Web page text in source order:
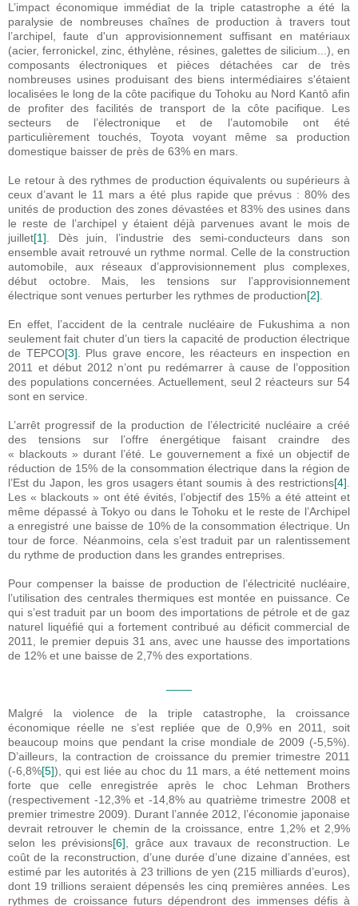
L’impact économique immédiat de la triple catastrophe a été la
paralysie de nombreuses chaînes de production à travers tout
l’archipel, faute d'un approvisionnement suffisant en matériaux
(acier, ferronickel, zinc, éthylène, résines, galettes de silicium...), en
composants électroniques et pièces détachées car de très
nombreuses usines produisant des biens intermédiaires s'étaient
localisées le long de la côte pacifique du Tohoku au Nord Kantô afin
de profiter des facilités de transport de la côte pacifique. Les
secteurs de l’électronique et de l’automobile ont été
particulièrement touchés, Toyota voyant même sa production
domestique baisser de près de 63% en mars.
Le retour à des rythmes de production équivalents ou supérieurs à
ceux d’avant le 11 mars a été plus rapide que prévus : 80% des
unités de production des zones dévastées et 83% des usines dans
le reste de l’archipel y étaient déjà parvenues avant le mois de
juillet[1]. Dès juin, l’industrie des semi-conducteurs dans son
ensemble avait retrouvé un rythme normal. Celle de la construction
automobile, aux réseaux d’approvisionnement plus complexes,
début octobre. Mais, les tensions sur l’approvisionnement
électrique sont venues perturber les rythmes de production[2].
En effet, l’accident de la centrale nucléaire de Fukushima a non
seulement fait chuter d’un tiers la capacité de production électrique
de TEPCO[3]. Plus grave encore, les réacteurs en inspection en
2011 et début 2012 n’ont pu redémarrer à cause de l’opposition
des populations concernées. Actuellement, seul 2 réacteurs sur 54
sont en service.
L’arrêt progressif de la production de l’électricité nucléaire a créé
des tensions sur l’offre énergétique faisant craindre des
« blackouts » durant l’été. Le gouvernement a fixé un objectif de
réduction de 15% de la consommation électrique dans la région de
l’Est du Japon, les gros usagers étant soumis à des restrictions[4].
Les « blackouts » ont été évités, l’objectif des 15% a été atteint et
même dépassé à Tokyo ou dans le Tohoku et le reste de l’Archipel
a enregistré une baisse de 10% de la consommation électrique. Un
tour de force. Néanmoins, cela s’est traduit par un ralentissement
du rythme de production dans les grandes entreprises.
Pour compenser la baisse de production de l’électricité nucléaire,
l’utilisation des centrales thermiques est montée en puissance. Ce
qui s’est traduit par un boom des importations de pétrole et de gaz
naturel liquéfié qui a fortement contribué au déficit commercial de
2011, le premier depuis 31 ans, avec une hausse des importations
de 12% et une baisse de 2,7% des exportations.
Malgré la violence de la triple catastrophe, la croissance
économique réelle ne s’est repliée que de 0,9% en 2011, soit
beaucoup moins que pendant la crise mondiale de 2009 (-5,5%).
D’ailleurs, la contraction de croissance du premier trimestre 2011
(-6,8%[5]), qui est liée au choc du 11 mars, a été nettement moins
forte que celle enregistrée après le choc Lehman Brothers
(respectivement -12,3% et -14,8% au quatrième trimestre 2008 et
premier trimestre 2009). Durant l’année 2012, l’économie japonaise
devrait retrouver le chemin de la croissance, entre 1,2% et 2,9%
selon les prévisions[6], grâce aux travaux de reconstruction. Le
coût de la reconstruction, d’une durée d’une dizaine d’années, est
estimé par les autorités à 23 trillions de yen (215 milliards d’euros),
dont 19 trillions seraient dépensés les cinq premières années. Les
rythmes de croissance futurs dépendront des immenses défis à